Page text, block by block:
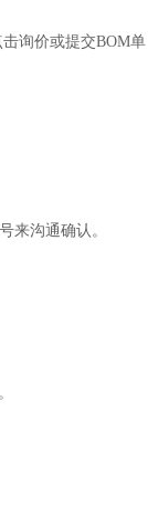
询价或提交BOM
来沟通确认。